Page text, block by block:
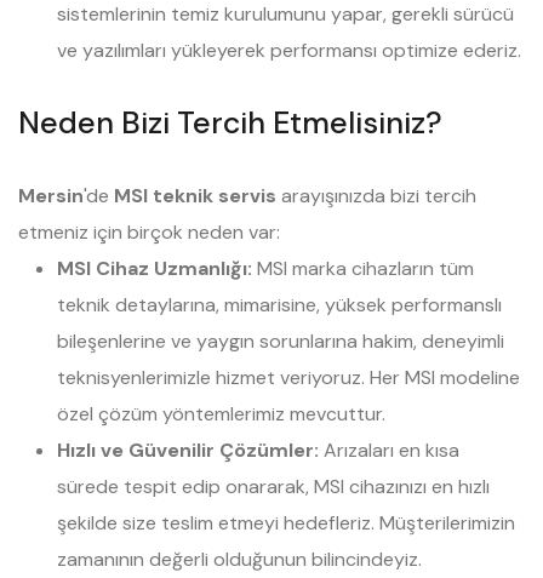
sistemlerinin temiz kurulumunu yapar, gerekli sürücü
ve yazılımları yükleyerek performansı optimize ederiz.
Neden Bizi Tercih Etmelisiniz?
Mersin'de MSI teknik servis arayışınızda bizi tercih
etmeniz için birçok neden var:
MSI Cihaz Uzmanlığı: MSI marka cihazların tüm
teknik detaylarına, mimarisine, yüksek performanslı
bileşenlerine ve yaygın sorunlarına hakim, deneyimli
teknisyenlerimizle hizmet veriyoruz. Her MSI modeline
özel çözüm yöntemlerimiz mevcuttur.
Hızlı ve Güvenilir Çözümler: Arızaları en kısa
sürede tespit edip onararak, MSI cihazınızı en hızlı
şekilde size teslim etmeyi hedefleriz. Müşterilerimizin
zamanının değerli olduğunun bilincindeyiz.